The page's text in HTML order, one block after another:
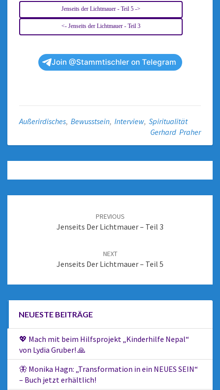
Jenseits der Lichtmauer - Teil 5 ->
<- Jenseits der Lichtmauer - Teil 3
Join @Stammtischler on Telegram
Außerirdisches, Bewusstsein, Interview, Spiritualität
Gerhard Praher
PREVIOUS
Jenseits Der Lichtmauer – Teil 3
NEXT
Jenseits Der Lichtmauer – Teil 5
NEUESTE BEITRÄGE
💖 Mach mit beim Hilfsprojekt „Kinderhilfe Nepal“
von Lydia Gruber! 🙏
🦋 Monika Hagn: „Transformation in ein NEUES SEIN“
– Buch jetzt erhältlich!